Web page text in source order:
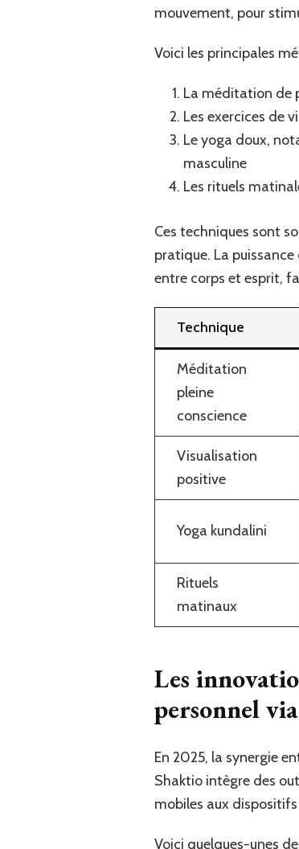
mouvement, pour
Voici les principales
La méditation de
Les exercices de
Le yoga doux,
masculine
Les rituels
Ces techniques sont
pratique. La
entre corps et esprit,
Technique
Méditation
pleine
conscience
Visualisation
positive
Yoga kundalini
Rituels
matinaux
Les
personnel
En 2025, la synergie
Shaktio intègre des
mobiles aux
Voici quelques-unes